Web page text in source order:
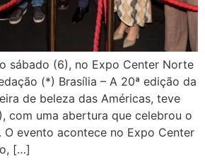
sábado (6), no Expo Center Norte
(*) Brasília – A 20ª edição da
de beleza das Américas, teve
com uma abertura que celebrou o
O evento acontece no Expo Center
[…]